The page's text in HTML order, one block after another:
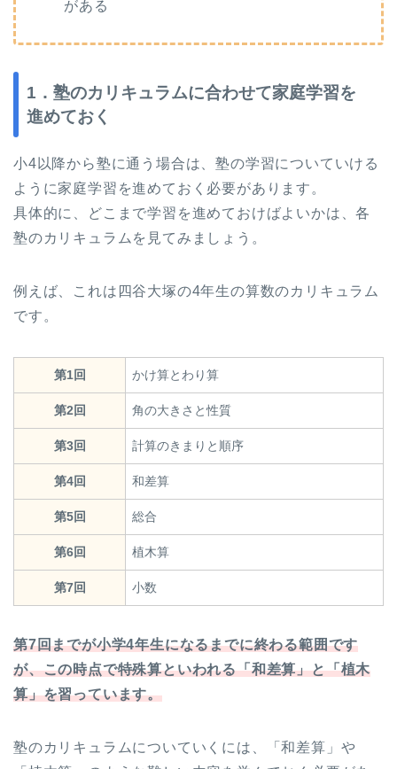
がある
1．塾のカリキュラムに合わせて家庭学習を
進めておく
小4以降から塾に通う場合は、塾の学習についていける
ように家庭学習を進めておく必要があります。
具体的に、どこまで学習を進めておけばよいかは、各
塾のカリキュラムを見てみましょう。
例えば、これは四谷大塚の4年生の算数のカリキュラム
です。
第1回 かけ算とわり算
第2回 角の大きさと性質
第3回 計算のきまりと順序
第4回 和差算
第5回 総合
第6回 植木算
第7回 小数
第7回までが小学4年生になるまでに終わる範囲です
が、この時点で特殊算といわれる「和差算」と「植木
算」を習っています。
塾のカリキュラムについていくには、「和差算」や